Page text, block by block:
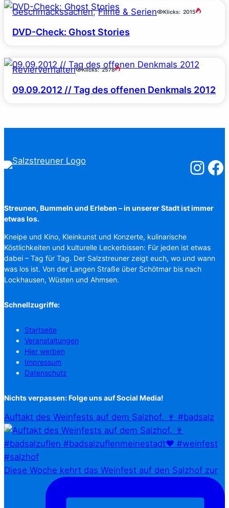
Geschmackssachen, Filme & Serien Klicks: 2015
DVD-Check: Ghost Stories
Revierverhalten Klicks: 2578
09.09.2012 // Tag des offenen Denkmals 2012
Streunen, Bummeln und Erleben – in unserer Stadt ist immer
etwas los.
Kneipe und Kino, Kleinkunst und Konzerte, kulinarische
Köstlichkeiten und kulturelle Leckerbissen: Für jeden ist etwas
dabei – Tag für Tag. Der Salzstreuner zeigt euch, wo und wann
was los ist. Von der Langen Straße über Schötmar bis nach
Lockhausen, Wüsten und Ahmsen.
Schnellzugriffe:
Startseite
Veranstaltungen
Hier werben
Impressum
Datenschutz
Nichts verpassen: Folge uns auf Social Media!
Auftakt des Weinfests auf dem Salzhof. 🍷 #badsalz
Diese Woche kehrt das Weinfest auf den Salzhof zur